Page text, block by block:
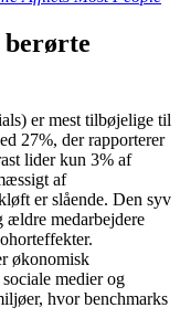
berørte
er mest tilbøjelige til
27%, der rapporterer
lider kun 3% af
af
er slående. Den syv
ældre medarbejdere
økonomisk
medier og
hvor benchmarks